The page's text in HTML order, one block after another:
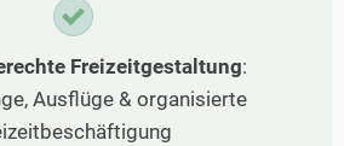
Freizeitgestaltung:
Ausflüge & organisierte